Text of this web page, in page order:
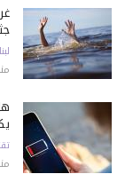
منذ
منذ